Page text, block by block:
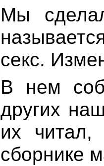
Мы
секс.
В нем
других
их
сборнике